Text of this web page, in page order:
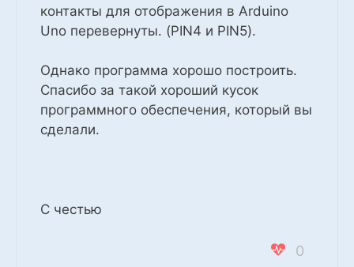
контакты для отображения в Arduino
Uno перевернуты. (PIN4 и PIN5).
Однако программа хорошо построить.
Спасибо за такой хороший кусок
программного обеспечения, который вы
сделали.
С честью
0